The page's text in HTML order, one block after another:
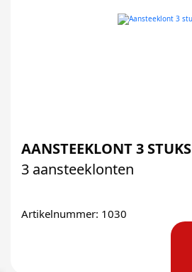
AANSTEEKLONT 3 STUKS
3 aansteeklonten
Artikelnummer: 1030